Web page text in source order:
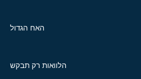
האח הגדול
הלוואות רק תבקש